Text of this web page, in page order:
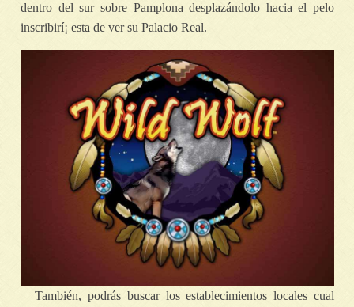
dentro del sur sobre Pamplona desplazándolo hacia el pelo
inscribirí¡ esta de ver su Palacio Real.
También, podrás buscar los establecimientos locales cual